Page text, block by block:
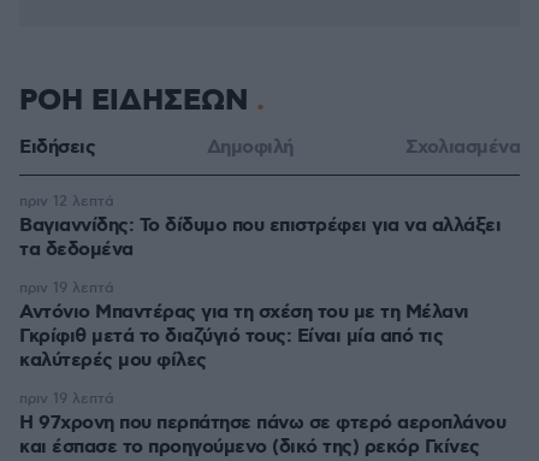
ΡΟΗ ΕΙΔΗΣΕΩΝ
Ειδήσεις Δημοφιλή Σχολιασμένα
Βαγιαννίδης: Το δίδυμο που επιστρέφει για να αλλάξει
τα δεδομένα
πριν 12 λεπτά
Αντόνιο Μπαντέρας για τη σχέση του με τη Μέλανι
Γκρίφιθ μετά το διαζύγιό τους: Είναι μία από τις
καλύτερές μου φίλες
πριν 19 λεπτά
Η 97χρονη που περπάτησε πάνω σε φτερό αεροπλάνου
και έσπασε το προηγούμενο (δικό της) ρεκόρ Γκίνες
πριν 19 λεπτά